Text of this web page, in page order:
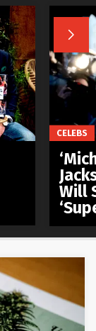

CELEBS
Will